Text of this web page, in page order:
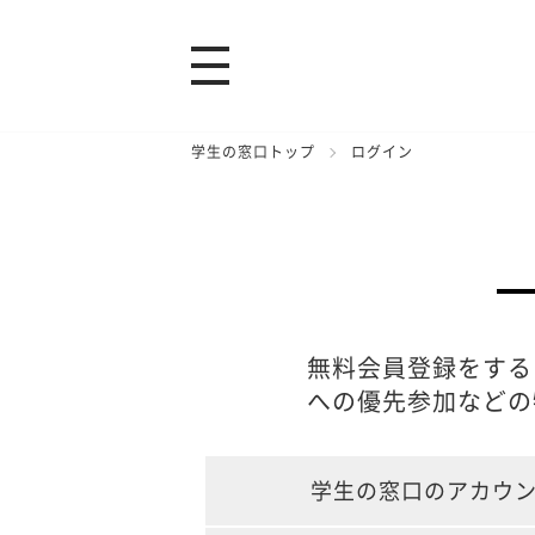
学生の窓口トップ ログイン
無料会員登録をす
への優先参加など
学生の窓口のアカウ